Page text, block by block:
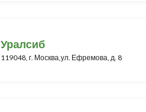
Уралсиб
119048, г. Москва,ул. Ефремова, д. 8